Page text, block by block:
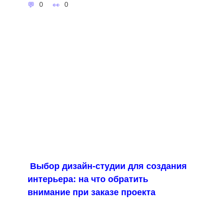
0 0
Выбор дизайн-студии для создания
интерьера: на что обратить
внимание при заказе проекта